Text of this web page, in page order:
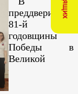
преддверии
81-й
годовщины
Победы в
Великой